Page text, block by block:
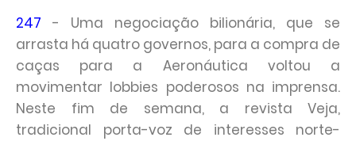
247 - Uma negociação bilionária, que se
arrasta há quatro governos, para a compra de
caças para a Aeronáutica voltou a
movimentar lobbies poderosos na imprensa.
Neste fim de semana, a revista Veja,
tradicional porta-voz de interesses norte-